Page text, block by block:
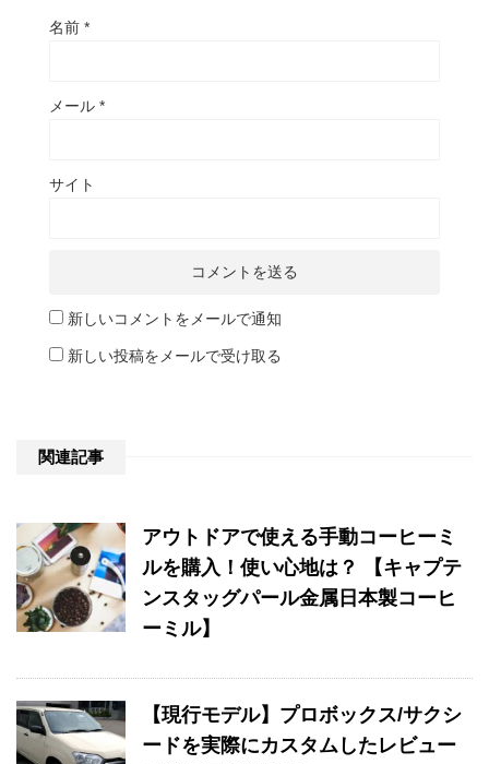
名前 *
メール *
サイト
新しいコメントをメールで通知
新しい投稿をメールで受け取る
関連記事
アウトドアで使える手動コーヒーミ
ルを購入！使い心地は？ 【キャプテ
ンスタッグパール金属日本製コーヒ
ーミル】
【現行モデル】プロボックス/サクシ
ードを実際にカスタムしたレビュー